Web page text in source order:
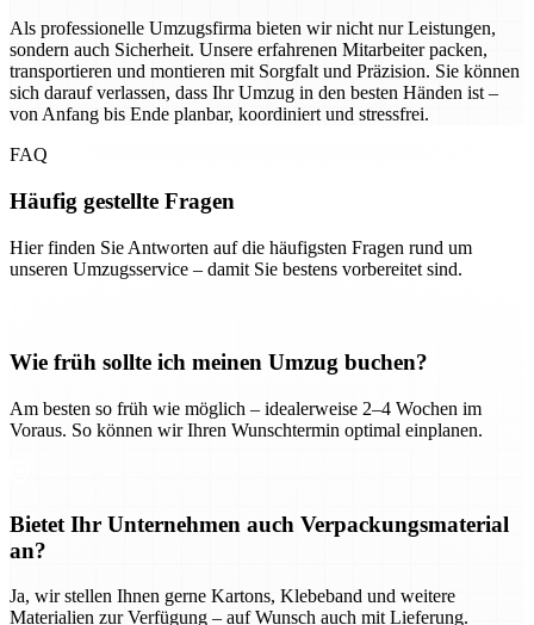
Als professionelle Umzugsfirma bieten wir nicht nur Leistungen,
sondern auch Sicherheit. Unsere erfahrenen Mitarbeiter packen,
transportieren und montieren mit Sorgfalt und Präzision. Sie können
sich darauf verlassen, dass Ihr Umzug in den besten Händen ist –
von Anfang bis Ende planbar, koordiniert und stressfrei.
FAQ
Häufig gestellte Fragen
Hier finden Sie Antworten auf die häufigsten Fragen rund um
unseren Umzugsservice – damit Sie bestens vorbereitet sind.
Wie früh sollte ich meinen Umzug buchen?
Am besten so früh wie möglich – idealerweise 2–4 Wochen im
Voraus. So können wir Ihren Wunschtermin optimal einplanen.
Bietet Ihr Unternehmen auch Verpackungsmaterial
an?
Ja, wir stellen Ihnen gerne Kartons, Klebeband und weitere
Materialien zur Verfügung – auf Wunsch auch mit Lieferung.